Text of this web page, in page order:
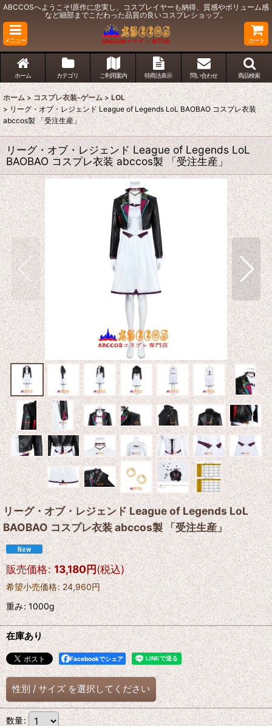
ABCCOSへようこそ!原作に忠実し、コスプレイヤーも納得、質感やボリューム感
など細部までこだわった品質の良いコスプレショップ。
メニュー カート
ホーム カテゴリ ご利用案内 特商法表示 問い合わせ 商品検索
ホーム > コスプレ衣装-ゲーム > LOL
> リーグ・オブ・レジェンド League of Legends LoL BAOBAO コスプレ衣装
abccos製 「受注生産」
リーグ・オブ・レジェンド League of Legends LoL
BAOBAO コスプレ衣装 abccos製 「受注生産」
リーグ・オブ・レジェンド League of Legends LoL
BAOBAO コスプレ衣装 abccos製 「受注生産」
販売価格: 13,180円(税込)
希望小売価格: 24,960円
重み:1000g
在庫あり
Facebookでシェア
性別 / サイズ を選択してください
数量: